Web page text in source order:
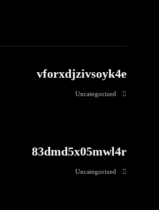
vforxdjzivsoyk4e
Uncategorized
83dmd5x05mwl4r
Uncategorized